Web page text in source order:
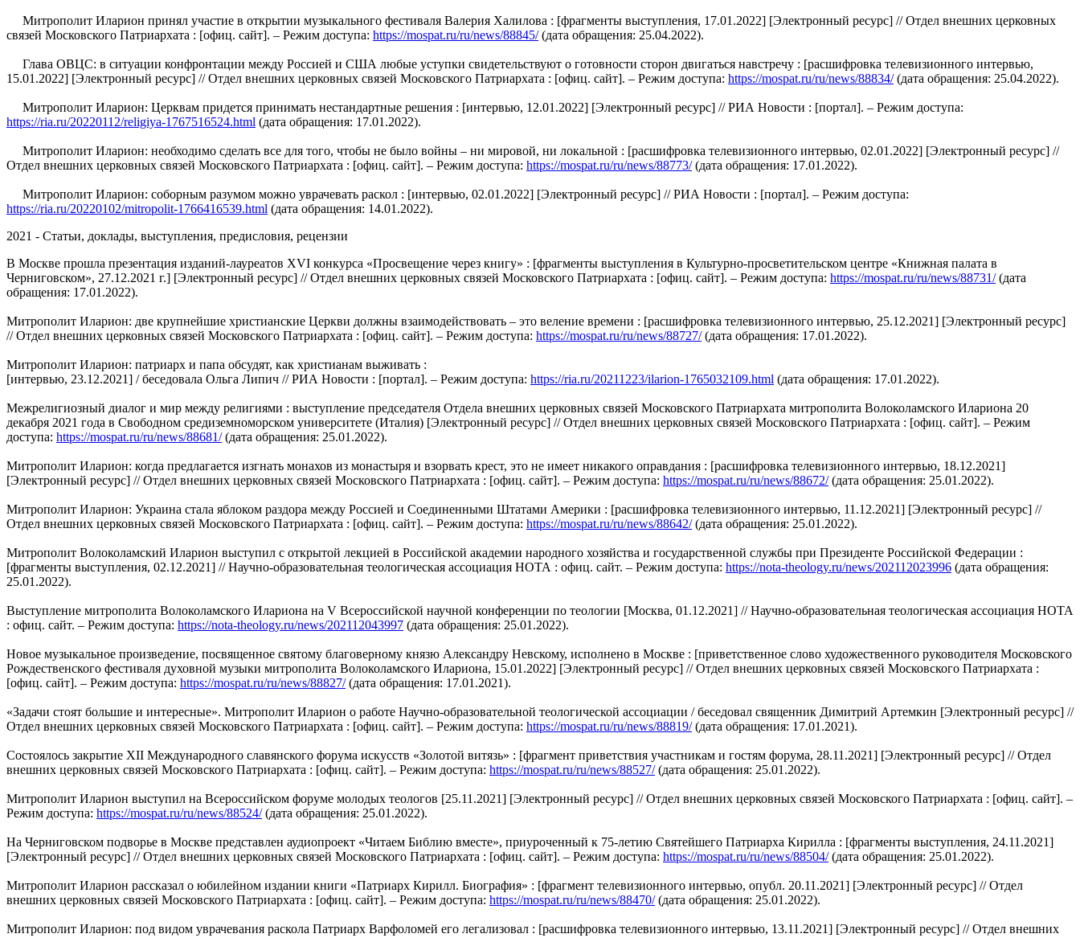
Митрополит Иларион принял участие в открытии музыкального фестиваля Валерия Халилова : [фрагменты выступления, 17.01.2022] [Электронный ресурс] // Отдел внешних церковных
связей Московского Патриархата : [офиц. сайт]. – Режим доступа: https://mospat.ru/ru/news/88845/(дата обращения: 25.04.2022).
Глава ОВЦС: в ситуации конфронтации между Россией и США любые уступки свидетельствуют о готовности сторон двигаться навстречу : [расшифровка телевизионного интервью,
15.01.2022] [Электронный ресурс] // Отдел внешних церковных связей Московского Патриархата : [офиц. сайт]. – Режим доступа: https://mospat.ru/ru/news/88834/(дата обращения: 25.04.2022).
Митрополит Иларион: Церквам придется принимать нестандартные решения : [интервью, 12.01.2022] [Электронный ресурс] // РИА Новости : [портал]. – Режим доступа:
https://ria.ru/20220112/religiya-1767516524.html (дата обращения: 17.01.2022).
Митрополит Иларион: необходимо сделать все для того, чтобы не было войны – ни мировой, ни локальной : [расшифровка телевизионного интервью, 02.01.2022] [Электронный ресурс] //
Отдел внешних церковных связей Московского Патриархата : [офиц. сайт]. – Режим доступа: https://mospat.ru/ru/news/88773/(дата обращения: 17.01.2022).
Митрополит Иларион: соборным разумом можно уврачевать раскол : [интервью, 02.01.2022] [Электронный ресурс] // РИА Новости : [портал]. – Режим доступа:
https://ria.ru/20220102/mitropolit-1766416539.html (дата обращения: 14.01.2022).
2021 - Статьи, доклады, выступления, предисловия, рецензии
В Москве прошла презентация изданий-лауреатов XVI конкурса «Просвещение через книгу» : [фрагменты выступления в Культурно-просветительском центре «Книжная палата в
Черниговском», 27.12.2021 г.] [Электронный ресурс] // Отдел внешних церковных связей Московского Патриархата : [офиц. сайт]. – Режим доступа: https://mospat.ru/ru/news/88731/(дата
обращения: 17.01.2022).
Митрополит Иларион: две крупнейшие христианские Церкви должны взаимодействовать – это веление времени : [расшифровка телевизионного интервью, 25.12.2021] [Электронный ресурс]
// Отдел внешних церковных связей Московского Патриархата : [офиц. сайт]. – Режим доступа: https://mospat.ru/ru/news/88727/(дата обращения: 17.01.2022).
Митрополит Иларион: патриарх и папа обсудят, как христианам выживать :
[интервью, 23.12.2021] / беседовала Ольга Липич // РИА Новости : [портал]. – Режим доступа: https://ria.ru/20211223/ilarion-1765032109.html (дата обращения: 17.01.2022).
Межрелигиозный диалог и мир между религиями : выступление председателя Отдела внешних церковных связей Московского Патриархата митрополита Волоколамского Илариона 20
декабря 2021 года в Свободном средиземноморском университете (Италия) [Электронный ресурс] // Отдел внешних церковных связей Московского Патриархата : [офиц. сайт]. – Режим
доступа: https://mospat.ru/ru/news/88681/(дата обращения: 25.01.2022).
Митрополит Иларион: когда предлагается изгнать монахов из монастыря и взорвать крест, это не имеет никакого оправдания : [расшифровка телевизионного интервью, 18.12.2021]
[Электронный ресурс] // Отдел внешних церковных связей Московского Патриархата : [офиц. сайт]. – Режим доступа: https://mospat.ru/ru/news/88672/(дата обращения: 25.01.2022).
Митрополит Иларион: Украина стала яблоком раздора между Россией и Соединенными Штатами Америки : [расшифровка телевизионного интервью, 11.12.2021] [Электронный ресурс] //
Отдел внешних церковных связей Московского Патриархата : [офиц. сайт]. – Режим доступа: https://mospat.ru/ru/news/88642/(дата обращения: 25.01.2022).
Митрополит Волоколамский Иларион выступил с открытой лекцией в Российской академии народного хозяйства и государственной службы при Президенте Российской Федерации :
[фрагменты выступления, 02.12.2021] // Научно-образовательная теологическая ассоциация НОТА : офиц. сайт. – Режим доступа: https://nota-theology.ru/news/202112023996 (дата обращения:
25.01.2022).
Выступление митрополита Волоколамского Илариона на V Всероссийской научной конференции по теологии [Москва, 01.12.2021] // Научно-образовательная теологическая ассоциация НОТА
: офиц. сайт. – Режим доступа: https://nota-theology.ru/news/202112043997 (дата обращения: 25.01.2022).
Новое музыкальное произведение, посвященное святому благоверному князю Александру Невскому, исполнено в Москве : [приветственное слово художественного руководителя Московского
Рождественского фестиваля духовной музыки митрополита Волоколамского Илариона, 15.01.2022] [Электронный ресурс] // Отдел внешних церковных связей Московского Патриархата :
[офиц. сайт]. – Режим доступа: https://mospat.ru/ru/news/88827/(дата обращения: 17.01.2021).
«Задачи стоят большие и интересные». Митрополит Иларион о работе Научно-образовательной теологической ассоциации / беседовал священник Димитрий Артемкин [Электронный ресурс] //
Отдел внешних церковных связей Московского Патриархата : [офиц. сайт]. – Режим доступа: https://mospat.ru/ru/news/88819/(дата обращения: 17.01.2021).
Состоялось закрытие XII Международного славянского форума искусств «Золотой витязь» : [фрагмент приветствия участникам и гостям форума, 28.11.2021] [Электронный ресурс] // Отдел
внешних церковных связей Московского Патриархата : [офиц. сайт]. – Режим доступа: https://mospat.ru/ru/news/88527/(дата обращения: 25.01.2022).
Митрополит Иларион выступил на Всероссийском форуме молодых теологов [25.11.2021] [Электронный ресурс] // Отдел внешних церковных связей Московского Патриархата : [офиц. сайт]. –
Режим доступа: https://mospat.ru/ru/news/88524/(дата обращения: 25.01.2022).
На Черниговском подворье в Москве представлен аудиопроект «Читаем Библию вместе», приуроченный к 75-летию Святейшего Патриарха Кирилла : [фрагменты выступления, 24.11.2021]
[Электронный ресурс] // Отдел внешних церковных связей Московского Патриархата : [офиц. сайт]. – Режим доступа: https://mospat.ru/ru/news/88504/(дата обращения: 25.01.2022).
Митрополит Иларион рассказал о юбилейном издании книги «Патриарх Кирилл. Биография» : [фрагмент телевизионного интервью, опубл. 20.11.2021] [Электронный ресурс] // Отдел
внешних церковных связей Московского Патриархата : [офиц. сайт]. – Режим доступа: https://mospat.ru/ru/news/88470/(дата обращения: 25.01.2022).
Митрополит Иларион: под видом уврачевания раскола Патриарх Варфоломей его легализовал : [расшифровка телевизионного интервью, 13.11.2021] [Электронный ресурс] // Отдел внешних